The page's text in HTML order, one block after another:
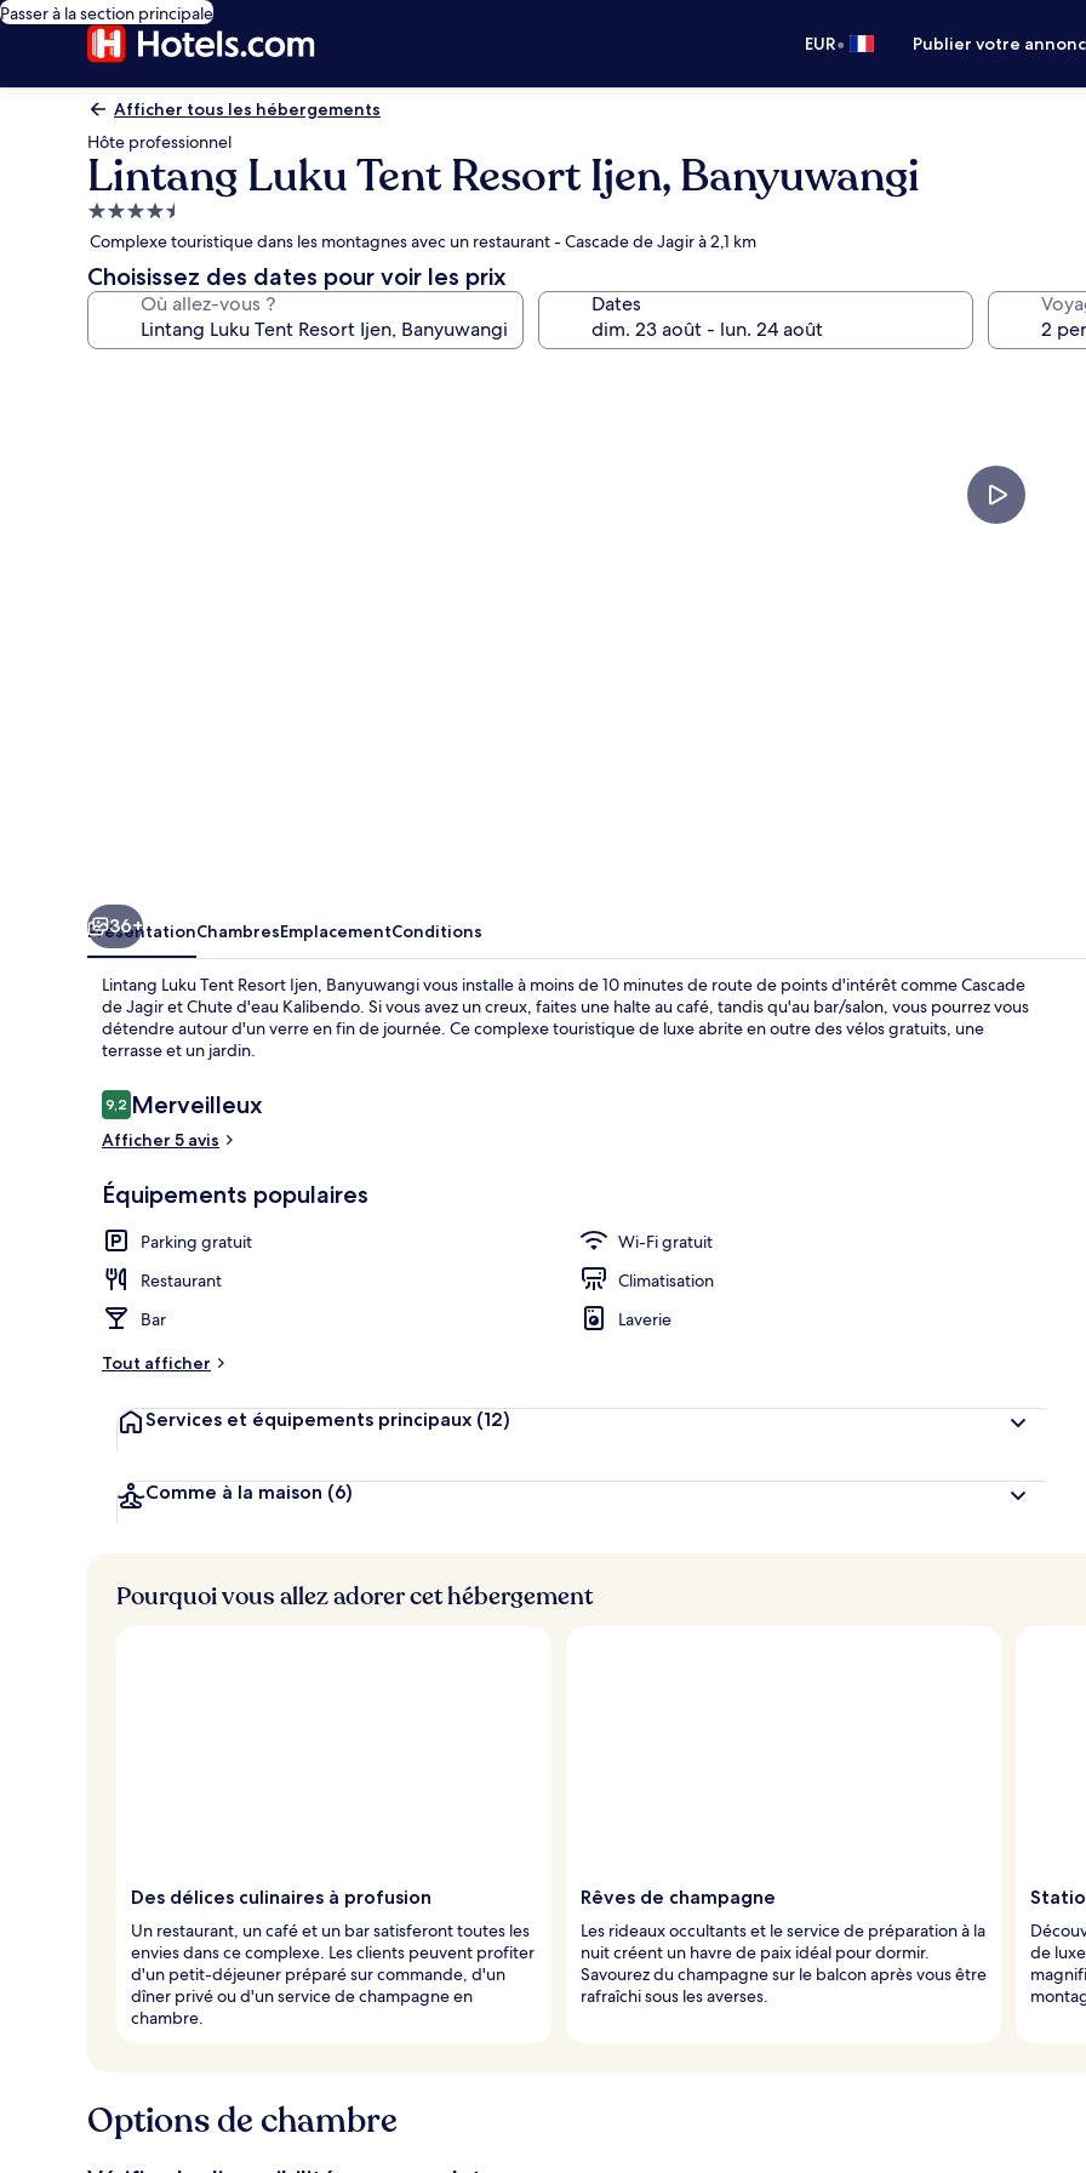
Passer à la section principale
EUR• Publier votre
Afficher tous les hébergements
Hôte professionnel
Lintang Luku Tent Resort Ijen, Banyuwangi
Hébergement
4.5 étoiles
Complexe touristique dans les montagnes avec un restaurant - Cascade de Jagir à 2,1 km
Choisissez des dates pour voir les prix
Où allez-vous ? Dates
36+
PrésentationChambresEmplacementConditions
Lintang Luku Tent Resort Ijen, Banyuwangi vous installe à moins de 10 minutes de route de points d'intérêt comme Cascade
de Jagir et Chute d'eau Kalibendo. Si vous avez un creux, faites une halte au café, tandis qu'au bar/salon, vous pourrez vous
détendre autour d'un verre en fin de journée. Ce complexe touristique de luxe abrite en outre des vélos gratuits, une
terrasse et un jardin.
Avis
voyageurs
9,29,2 sur 10
Merveilleux
Afficher 5 avis
Équipements populaires
Parking gratuit
Wi-Fi gratuit
Restaurant
Climatisation
Bar
Laverie
Tout afficher
Services et équipements principaux (12)
Comme à la maison (6)
Pourquoi vous allez adorer cet hébergement
Des délices culinaires à profusion
Un restaurant, un café et un bar satisferont toutes les
envies dans ce complexe. Les clients peuvent profiter
d'un petit-déjeuner préparé sur commande, d'un
dîner privé ou d'un service de champagne en
chambre.
Rêves de champagne
Les rideaux occultants et le service de préparation à la
nuit créent un havre de paix idéal pour dormir.
Savourez du champagne sur le balcon après vous être
rafraîchi sous les averses.
de
Options de chambre